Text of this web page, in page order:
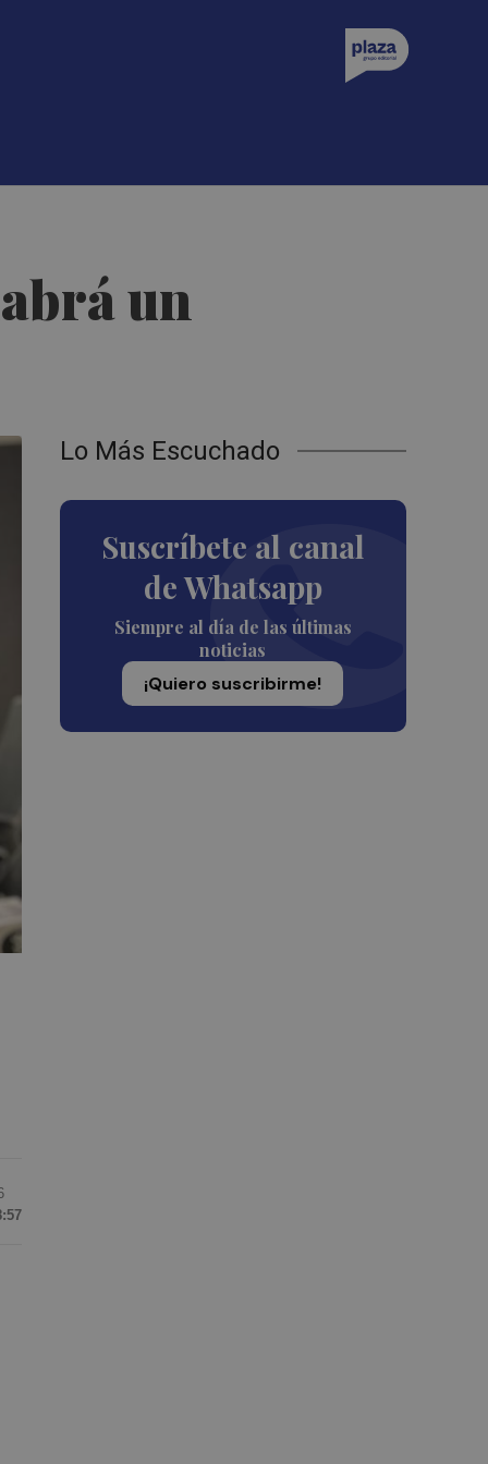
un
Lo Más Escuchado
Suscríbete al canal
de Whatsapp
Siempre al día de las últimas
noticias
¡Quiero suscribirme!